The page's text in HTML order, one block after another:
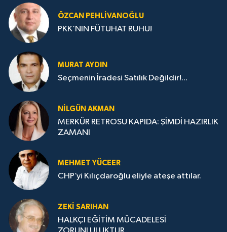
ÖZCAN PEHLIVANOĞLU
PKK’NIN FÜTUHAT RUHU!
MURAT AYDIN
Seçmenin İradesi Satılık Değildir!...
NILGÜN AKMAN
MERKÜR RETROSU KAPIDA: ŞİMDİ HAZIRLIK
ZAMANI
MEHMET YÜCEER
CHP’yi Kılıçdaroğlu eliyle ateşe attılar.
ZEKI SARIHAN
HALKÇI EĞİTİM MÜCADELESİ